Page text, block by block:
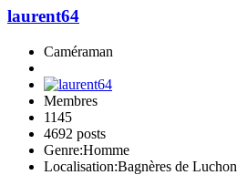
laurent64
Caméraman
Membres
1145
4692 posts
Genre:Homme
Localisation:Bagnères de Luchon